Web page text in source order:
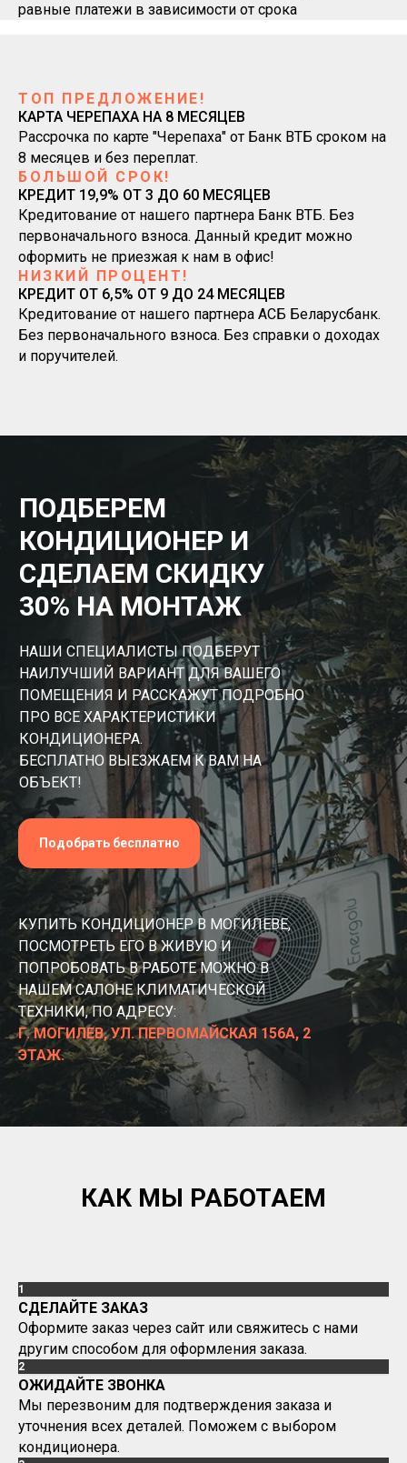
равные платежи в зависимости от срока
ТОП ПРЕДЛОЖЕНИЕ!
КАРТА ЧЕРЕПАХА НА 8 МЕСЯЦЕВ
Рассрочка по карте "Черепаха" от Банк ВТБ сроком на
8 месяцев и без переплат.
БОЛЬШОЙ СРОК!
КРЕДИТ 19,9% ОТ 3 ДО 60 МЕСЯЦЕВ
Кредитование от нашего партнера Банк ВТБ. Без
первоначального взноса. Данный кредит можно
оформить не приезжая к нам в офис!
НИЗКИЙ ПРОЦЕНТ!
КРЕДИТ ОТ 6,5% ОТ 9 ДО 24 МЕСЯЦЕВ
Кредитование от нашего партнера АСБ Беларусбанк.
Без первоначального взноса. Без справки о доходах
и поручителей.
ПОДБЕРЕМ
КОНДИЦИОНЕР И
СДЕЛАЕМ СКИДКУ
30% НА МОНТАЖ
НАШИ СПЕЦИАЛИСТЫ ПОДБЕРУТ
НАИЛУЧШИЙ ВАРИАНТ ДЛЯ ВАШЕГО
ПОМЕЩЕНИЯ И РАССКАЖУТ ПОДРОБНО
ПРО ВСЕ ХАРАКТЕРИСТИКИ
КОНДИЦИОНЕРА.
БЕСПЛАТНО ВЫЕЗЖАЕМ К ВАМ НА
ОБЪЕКТ!
Подобрать бесплатно
КУПИТЬ КОНДИЦИОНЕР В МОГИЛЕВЕ,
ПОСМОТРЕТЬ ЕГО В ЖИВУЮ И
ПОПРОБОВАТЬ В РАБОТЕ МОЖНО В
НАШЕМ САЛОНЕ КЛИМАТИЧЕСКОЙ
ТЕХНИКИ, ПО АДРЕСУ:
Г. МОГИЛЕВ, УЛ. ПЕРВОМАЙСКАЯ 156А, 2
ЭТАЖ.
КАК МЫ РАБОТАЕМ
1
СДЕЛАЙТЕ ЗАКАЗ
Оформите заказ через сайт или свяжитесь с нами
другим способом для оформления заказа.
2
ОЖИДАЙТЕ ЗВОНКА
Мы перезвоним для подтверждения заказа и
уточнения всех деталей. Поможем с выбором
кондиционера.